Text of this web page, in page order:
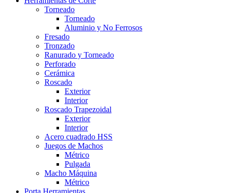
Torneado
Torneado
Aluminio y No Ferrosos
Fresado
Tronzado
Ranurado y Torneado
Perforado
Cerámica
Roscado
Exterior
Interior
Roscado Trapezoidal
Exterior
Interior
Acero cuadrado HSS
Juegos de Machos
Métrico
Pulgada
Macho Máquina
Métrico
Porta Herramientas